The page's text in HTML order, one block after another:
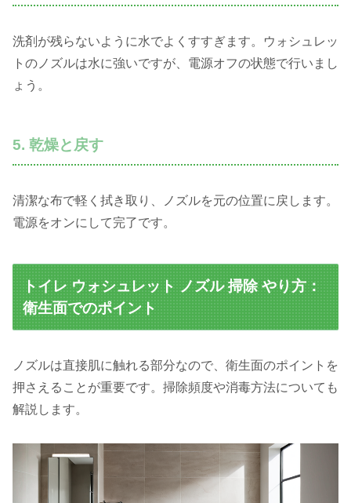
洗剤が残らないように水でよくすすぎます。ウォシュレッ
トのノズルは水に強いですが、電源オフの状態で行いまし
ょう。
5. 乾燥と戻す
清潔な布で軽く拭き取り、ノズルを元の位置に戻します。
電源をオンにして完了です。
トイレ ウォシュレット ノズル 掃除 やり方：
衛生面でのポイント
ノズルは直接肌に触れる部分なので、衛生面のポイントを
押さえることが重要です。掃除頻度や消毒方法についても
解説します。